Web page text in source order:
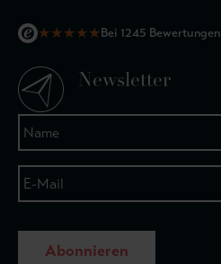
★★★★★Bei 1245 Bewertungen
Newsletter
Abonnieren